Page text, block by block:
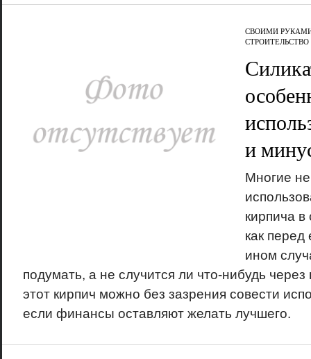
СВОИМИ
СТРОИТЕЛЬСТВО
и
Многие
кирпича в
как перед
ином
подумать, а не случится ли что-нибудь
этот кирпич можно без зазрения совести
если финансы оставляют желать лучшего.